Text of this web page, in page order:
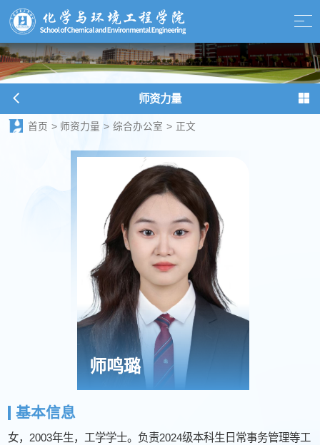
师资力量
首页 > 师资力量 > 综合办公室 > 正文
师鸣璐
基本信息
女，2003年生，工学学士。负责2024级本科生日常事务管理等工